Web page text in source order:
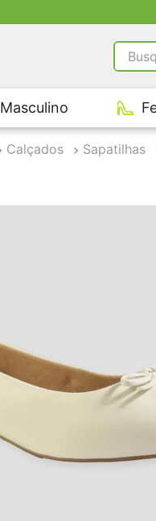
Masculino
Calçados Sapatilhas
TERMOS
tênis
tenis